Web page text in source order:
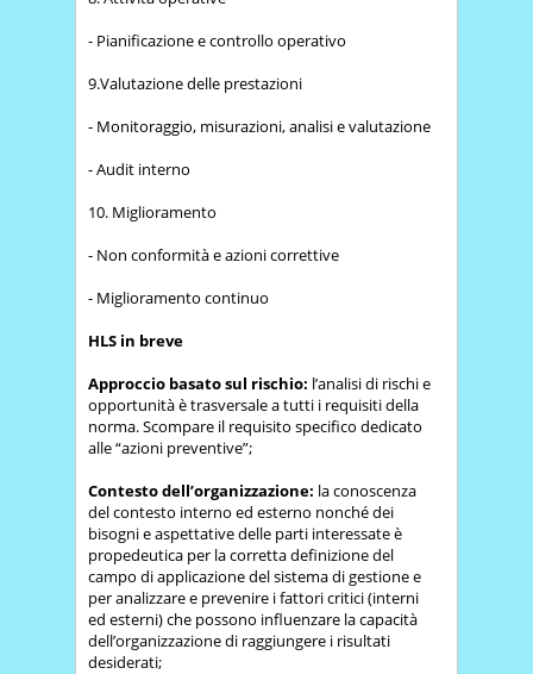
- Pianificazione e controllo operativo
9.Valutazione delle prestazioni
- Monitoraggio, misurazioni, analisi e valutazione
- Audit interno
10. Miglioramento
- Non conformità e azioni correttive
- Miglioramento continuo
HLS in breve
Approccio basato sul rischio: l’analisi di rischi e
opportunità è trasversale a tutti i requisiti della
norma. Scompare il requisito specifico dedicato
alle “azioni preventive”;
Contesto dell’organizzazione: la conoscenza
del contesto interno ed esterno nonché dei
bisogni e aspettative delle parti interessate è
propedeutica per la corretta definizione del
campo di applicazione del sistema di gestione e
per analizzare e prevenire i fattori critici (interni
ed esterni) che possono influenzare la capacità
dell’organizzazione di raggiungere i risultati
desiderati;